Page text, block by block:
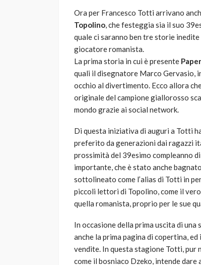
Ora per Francesco Totti arrivano
Topolino, che festeggia sia il suo
quale ci saranno ben tre storie
giocatore romanista.
La prima storia in cui è presente
quali il disegnatore Marco Gervasio,
occhio al divertimento. Ecco allora
originale del campione giallorosso
mondo grazie ai social network.
Di questa iniziativa di auguri a Totti
preferito da generazioni dai ragazzi
prossimità del 39esimo compleanno
importante, che è stato anche
sottolineato come l’alias di Totti in
piccoli lettori di Topolino, come il
quella romanista, proprio per le sue
In occasione della prima uscita di
anche la prima pagina di copertina,
vendite. In questa stagione Totti, pur
come il bosniaco Dzeko, intende dare
god 1 anno ago